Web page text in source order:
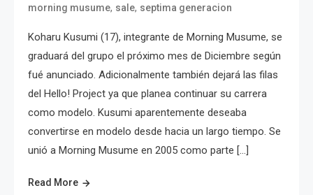
morning musume, sale, septima generacion
Koharu Kusumi (17), integrante de Morning Musume, se
graduará del grupo el próximo mes de Diciembre según
fué anunciado. Adicionalmente también dejará las filas
del Hello! Project ya que planea continuar su carrera
como modelo. Kusumi aparentemente deseaba
convertirse en modelo desde hacia un largo tiempo. Se
unió a Morning Musume en 2005 como parte […]
Read More